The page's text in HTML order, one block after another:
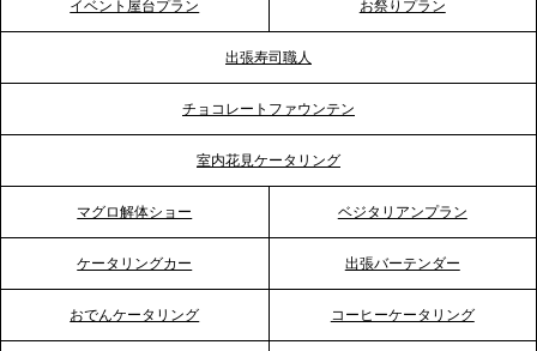
2026.5.12
プレスリリースのご案内｜ケータリングのセカンド
プレスリリースのご案内｜「温かな食」が会話のス
イッチに。新入社員研修で《食体験としてのケータ
イベント屋台プラン お祭りプラン
出張寿司職人
チョコレートファウンテン
室内花見ケータリング
マグロ解体ショー ベジタリアンプラン
ケータリングカー 出張バーテンダー
おでんケータリング コーヒーケータリング